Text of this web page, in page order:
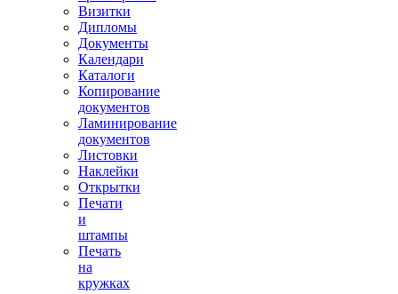
Визитки
Дипломы
Документы
Календари
Каталоги
Копирование
документов
Ламинирование
документов
Листовки
Наклейки
Открытки
Печати
и
штампы
Печать
на
кружках